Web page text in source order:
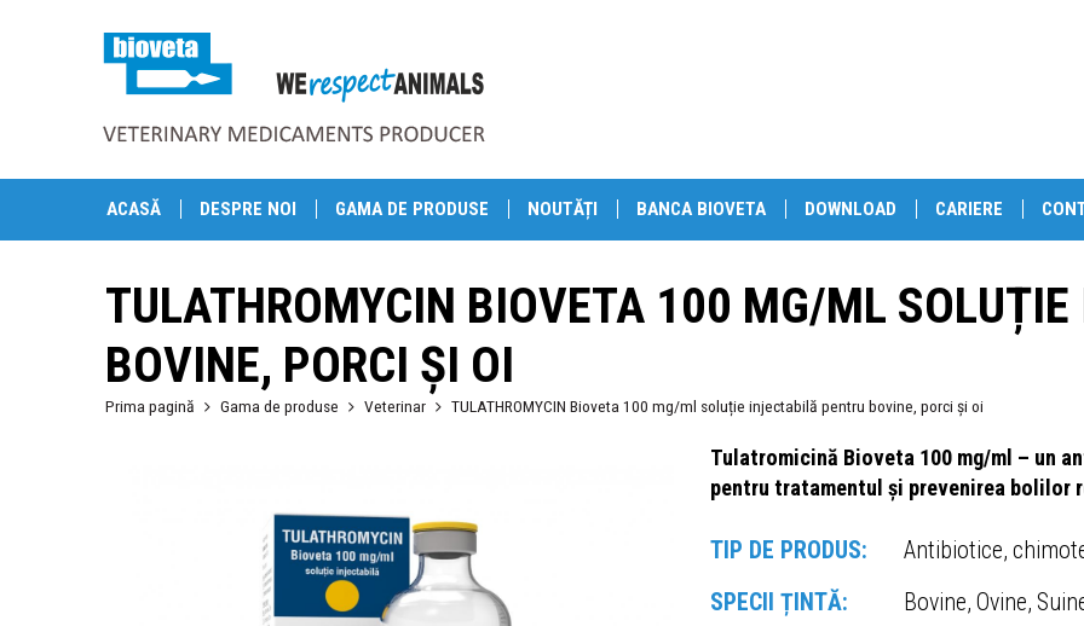
ACASĂ DESPRE NOI GAMA DE PRODUSE NOUTĂȚI BANCA BIOVETA DOWNLOAD CARIERE
TULATHROMYCIN BIOVETA 100 MG/ML
BOVINE, PORCI ȘI OI
Prima pagină Gama de produse Veterinar TULATHROMYCIN Bioveta 100 mg/ml soluție injectabilă pentru bovine, porci și oi
Tulatromicină Bioveta 100 mg/ml – un
pentru tratamentul și prevenirea bolilor
TIP DE PRODUS:
Antibiotice,
SPECII ȚINTĂ:
Bovine, Ovine,